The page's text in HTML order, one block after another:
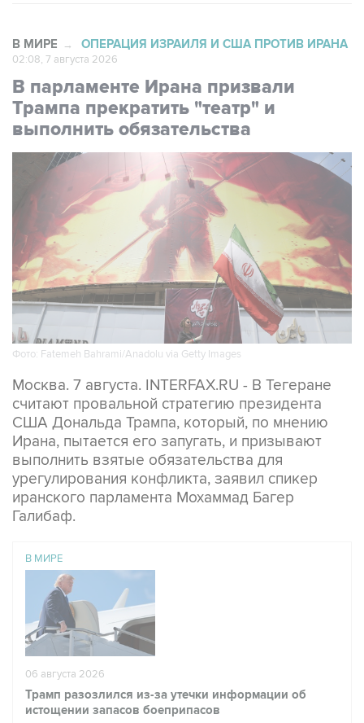
В МИРЕ → ОПЕРАЦИЯ ИЗРАИЛЯ И США ПРОТИВ ИРАНА
02:08, 7 августа 2026
В парламенте Ирана призвали
Трампа прекратить "театр" и
выполнить обязательства
Фото: Fatemeh Bahrami/Anadolu via Getty Images
Москва. 7 августа. INTERFAX.RU - В Тегеране
считают провальной стратегию президента
США Дональда Трампа, который, по мнению
Ирана, пытается его запугать, и призывают
выполнить взятые обязательства для
урегулирования конфликта, заявил спикер
иранского парламента Мохаммад Багер
Галибаф.
В МИРЕ
06 августа 2026
Трамп разозлился из-за утечки информации об
истощении запасов боеприпасов